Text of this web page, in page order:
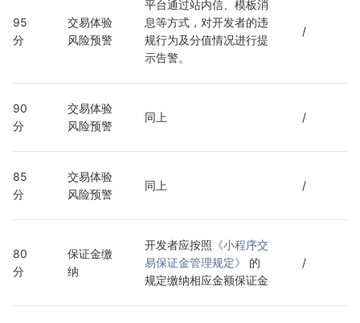
95
分
交易体验
风险预警
平台通过站内信、模板消
息等方式，对开发者的违
规行为及分值情况进行提
示告警。
/
90
分
交易体验
风险预警
同上 /
85
分
交易体验
风险预警
同上 /
80
分
保证金缴
纳
开发者应按照 《小程序交
易保证金管理规定》
的
规定缴纳相应金额保证金
/